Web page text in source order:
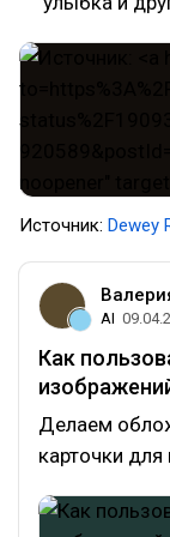
Источник: Dewey
AI
Как
Делаем
карточки